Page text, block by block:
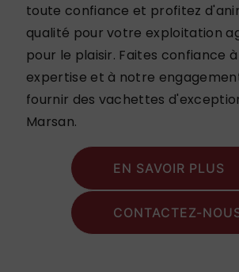
toute confiance et profitez
qualité pour votre exploitation
pour le plaisir. Faites confiance
expertise et à notre
fournir des vachettes
Marsan.
EN SAVOIR PLUS
CONTACTEZ-